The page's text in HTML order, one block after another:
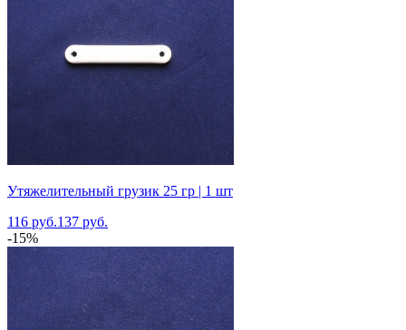
Утяжелительный грузик 25 гр | 1 шт
116 руб.137 руб.
-15%